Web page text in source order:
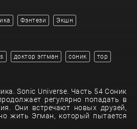
Фэнтези Экшн
доктор эггман соник тор
Sonic Universe. Часть 54 Соник
регулярно попадать в
Они встречают новых друзей,
жить Эгман, который пытается